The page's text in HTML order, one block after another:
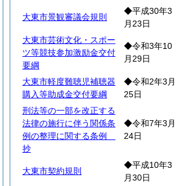
大東市景観審議会規則
◆平成30年3
月23日
大東市芸術文化・スポー
ツ等競技参加激励金交付
要綱
◆令和3年10
月29日
大東市軽度難聴児補聴器
購入等助成金交付要綱
◆令和2年3月
25日
刑法等の一部を改正する
法律の施行に伴う関係条
例の整理に関する条例
抄
◆令和7年3月
24日
大東市契約規則
◆平成10年3
月30日